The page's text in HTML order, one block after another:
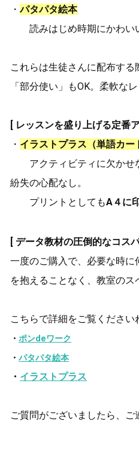
・パタパタ絵本
読みはじめ時期にかわい
これらは生徒さんに配布する
「部分使い」もOK。柔軟な
[ レッスンを盛り上げる定番
・ イラストプラス（単語カー
アクティビティに欠かせ
紛失の心配なし。
プリントとしてもA４に
[ データ教材の圧倒的なコスパ
一度のご購入で、必要な時
を抱えることなく、教室のス
こちらで詳細をご覧ください
・ポンdeワーク
・パタパタ絵本
・ イラストプラス
ご質問がございましたら、ご